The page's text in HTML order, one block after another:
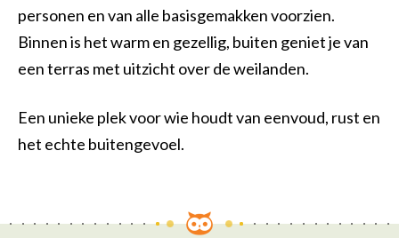
personen en van alle basisgemakken voorzien.
Binnen is het warm en gezellig, buiten geniet je van
een terras met uitzicht over de weilanden.
Een unieke plek voor wie houdt van eenvoud, rust en
het echte buitengevoel.